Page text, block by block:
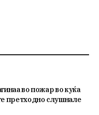
во пожар во куќа
претходно слушнале